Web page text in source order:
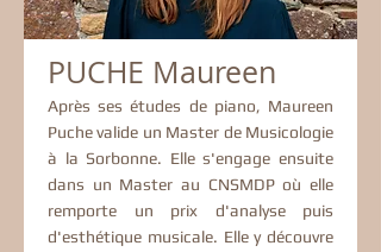
PUCHE Maureen
Après ses études de piano, Maureen
Puche valide un Master de Musicologie
à la Sorbonne. Elle s'engage ensuite
dans un Master au CNSMDP où elle
remporte un prix d'analyse puis
d'esthétique musicale. Elle y découvre